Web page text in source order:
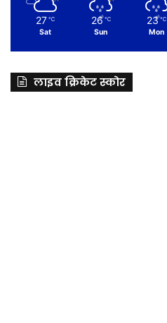
27 ℃
Sat
26 ℃
Sun
23 ℃
Mon
लाइव क्रिकेट स्कोर